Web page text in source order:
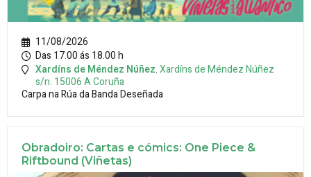
11/08/2026
Das 17.00 ás 18.00 h
Xardíns de Méndez Núñez.Xardíns de Méndez Núñez
s/n. 15006A Coruña
Carpa na Rúa da Banda Deseñada
Obradoiro: Cartas e cómics: One Piece &
Riftbound (Viñetas)